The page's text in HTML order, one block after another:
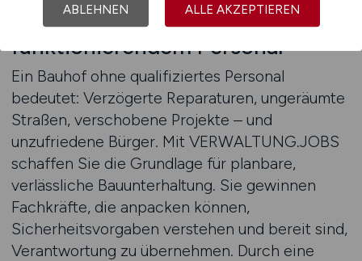
Infrastrukturpflege beginnt mit
funktionierendem Personal
Ein Bauhof ohne qualifiziertes Personal
bedeutet: Verzögerte Reparaturen, ungeräumte
Straßen, verschobene Projekte – und
unzufriedene Bürger. Mit VERWALTUNG.JOBS
schaffen Sie die Grundlage für planbare,
verlässliche Bauunterhaltung. Sie gewinnen
Fachkräfte, die anpacken können,
Sicherheitsvorgaben verstehen und bereit sind,
Verantwortung zu übernehmen. Durch eine
ABLEHNEN ALLE AKZEPTIEREN